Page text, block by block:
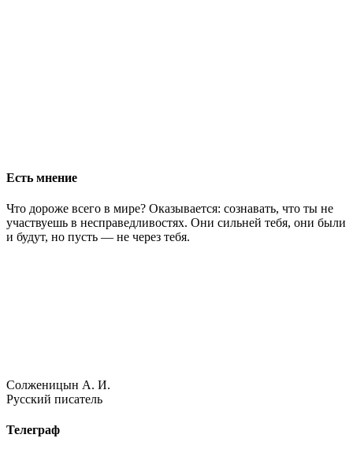
Есть мнение
Что дороже всего в мире? Оказывается: сознавать, что ты не
участвуешь в несправедливостях. Они сильней тебя, они были
и будут, но пусть — не через тебя.
Солженицын А. И.
Русский писатель
Телеграф